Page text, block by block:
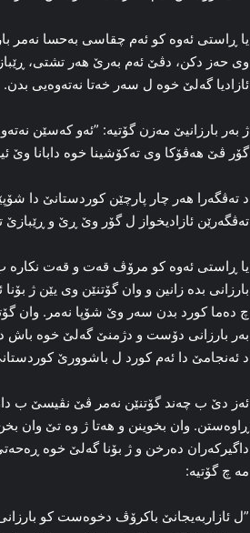
یا ڕاستی ئه‌وه‌ کو ئه‌م چقاسی به‌حسا نه‌مر
وی حه‌ز دکن، دڤێ ئه‌م به‌رێ هه‌ر تشتی،
ئازادیا گه‌لێ خوه‌ ل سه‌ر خه‌تا نه‌ته‌وه‌یی بدن.
ژ به‌ر بارزانیێ مه‌زن گۆتیه‌: ”ئه‌و که‌سێن
گۆر ڤێ هه‌ڤۆکا وی ته‌کۆشینا خوه‌ دابانا وێ
د ته‌ڤگه‌را هه‌ر چار پارچێن کوردستانێ دا
ته‌ڤگه‌رێن ئازادیخواز ل گۆر وێ ڕێ و ڕێبازێ
یا ڕاستی ئه‌وه‌ کو مرۆڤ قه‌ت و قه‌ت نکاره‌
بارزانی بده‌ زانین و وان گۆتنێن وی یێن ژ
چ ده‌ما کورد بدن سه‌ر وێ شۆپا نه‌مر. وان
به‌ر بارزانی دۆست و دژمنێ گه‌لێ خوه‌
د ئه‌نجامێ دا ئه‌م کورد ل باشوورێ
ئه‌ز دێ ب چه‌ند گۆتنێن نه‌مر ڤێ نڤیسێ ب
ڕاوه‌ستن. وان بخوینن و هه‌تا ژ وه‌ تێ وان
داگیرکه‌ران ده‌رخن و ژ بۆنا گه‌لێ خوه‌
مه‌ چ گۆتیه‌:
”ل ئازاربه‌یجانێ باکرۆڤ دخوه‌ست کو